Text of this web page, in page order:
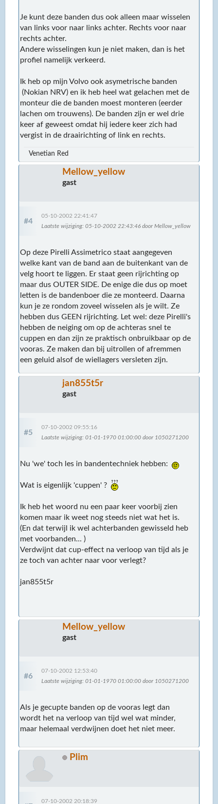
Je kunt deze banden dus ook alleen maar wisselen
van links voor naar links achter. Rechts voor naar
rechts achter.
Andere wisselingen kun je niet maken, dan is het
profiel namelijk verkeerd.
Ik heb op mijn Volvo ook asymetrische banden
(Nokian NRV) en ik heb heel wat gelachen met de
monteur die de banden moest monteren (eerder
lachen om trouwens). De banden zijn er wel drie
keer af geweest omdat hij iedere keer zich had
vergist in de draairichting of link en rechts.
Venetian Red
Mellow_yellow
gast
#4
05-10-2002 22:41:47
Laatste wijziging: 05-10-2002 22:43:46 door Mellow_yellow
Op deze Pirelli Assimetrico staat aangegeven
welke kant van de band aan de buitenkant van de
velg hoort te liggen. Er staat geen rijrichting op
maar dus OUTER SIDE. De enige die dus op moet
letten is de bandenboer die ze monteerd. Daarna
kun je ze rondom zoveel wisselen als je wilt. Ze
hebben dus GEEN rijrichting. Let wel: deze Pirelli's
hebben de neiging om op de achteras snel te
cuppen en dan zijn ze praktisch onbruikbaar op de
vooras. Ze maken dan bij uitrollen of afremmen
een geluid alsof de wiellagers versleten zijn.
jan855t5r
gast
#5
07-10-2002 09:55:16
Laatste wijziging: 01-01-1970 01:00:00 door 1050271200
Nu 'we' toch les in bandentechniek hebben:
Wat is eigenlijk 'cuppen' ?
Ik heb het woord nu een paar keer voorbij zien
komen maar ik weet nog steeds niet wat het is.
(En dat terwijl ik wel achterbanden gewisseld heb
met voorbanden... )
Verdwijnt dat cup-effect na verloop van tijd als je
ze toch van achter naar voor verlegt?
jan855t5r
Mellow_yellow
gast
#6
07-10-2002 12:53:40
Laatste wijziging: 01-01-1970 01:00:00 door 1050271200
Als je gecupte banden op de vooras legt dan
wordt het na verloop van tijd wel wat minder,
maar helemaal verdwijnen doet het niet meer.
Plim
07-10-2002 20:18:39